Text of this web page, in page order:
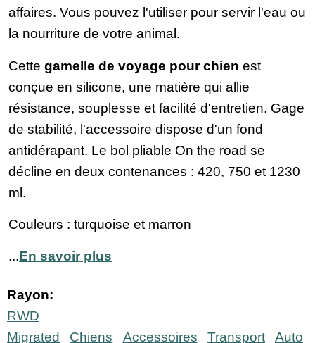
affaires. Vous pouvez l'utiliser pour servir l'eau ou
la nourriture de votre animal.
Cette gamelle de voyage pour chien est
conçue en silicone, une matière qui allie
résistance, souplesse et facilité d'entretien. Gage
de stabilité, l'accessoire dispose d'un fond
antidérapant. Le bol pliable On the road se
décline en deux contenances : 420, 750 et 1230
ml.
Couleurs : turquoise et marron
...En savoir plus
Rayon:
RWD
Migrated
Chiens Accessoires Transport
Auto